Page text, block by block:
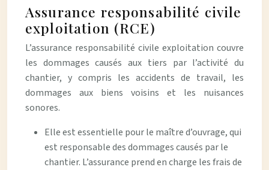
Assurance responsabilité civile
exploitation (RCE)
L’assurance responsabilité civile exploitation couvre
les dommages causés aux tiers par l’activité du
chantier, y compris les accidents de travail, les
dommages aux biens voisins et les nuisances
sonores.
Elle est essentielle pour le maître d’ouvrage, qui
est responsable des dommages causés par le
chantier. L’assurance prend en charge les frais de